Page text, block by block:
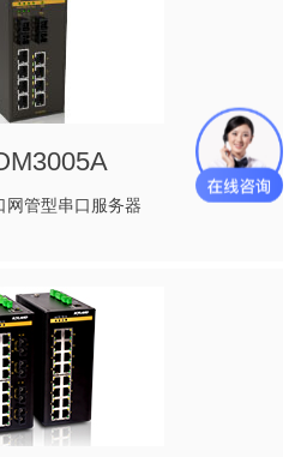
网管型串口服务器